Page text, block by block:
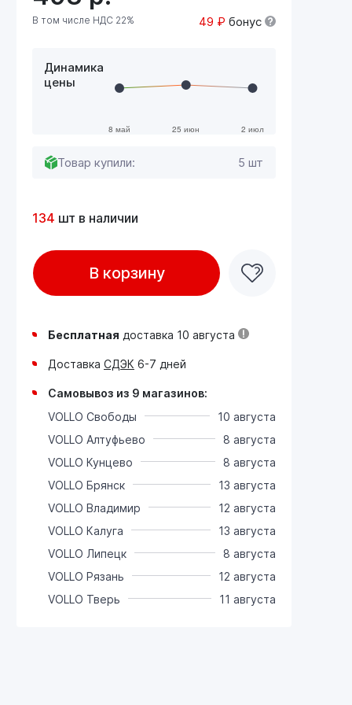
В том числе НДС 22% 49 ₽ бонус
Динамика
цены
Товар купили: 5 шт
134 шт в наличии
В корзину
Бесплатная доставка 10 августа
Доставка СДЭК 6-7 дней
Самовывоз из 9 магазинов:
VOLLO Свободы
10 августа
VOLLO Алтуфьево
8 августа
VOLLO Кунцево
8 августа
VOLLO Брянск
13 августа
VOLLO Владимир
12 августа
VOLLO Калуга
13 августа
VOLLO Липецк
8 августа
VOLLO Рязань
12 августа
VOLLO Тверь
11 августа